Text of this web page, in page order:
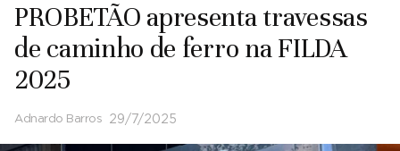
PROBETÃO apresenta travessas
de caminho de ferro na FILDA
2025
Adnardo Barros 29/7/2025